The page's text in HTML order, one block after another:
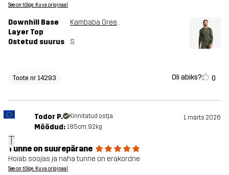
See on tõlge. Kuva originaal
Downhill Base
Layer Top
Kambaba Green/Rosin Green
Ostetud suurus S
Toote nr 14293 Oli abiks? 0
T
Todor P. Kinnitatud ostja 1. märts 2026
Mõõdud: 185cm, 92kg
Tunne on suurepärane
Hoiab soojas ja naha tunne on erakordne
See on tõlge. Kuva originaal